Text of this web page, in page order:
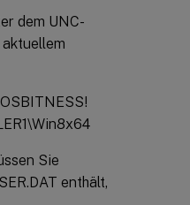
dem UNC-
Sie
enthält,